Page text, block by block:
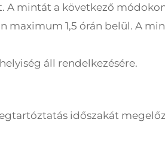
A mintát a következő
1,5 órán belül. A
áll rendelkezésére.
időszakát